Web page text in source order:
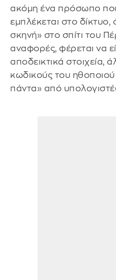
ακόμη ένα πρόσωπο
εμπλέκεται στο δίκτυο,
σκηνή» στο σπίτι του
αναφορές, φέρεται να
αποδεικτικά στοιχεία,
κωδικούς του ηθοποιού
πάντα» από